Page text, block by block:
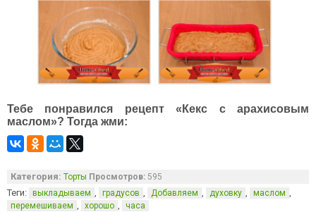
Тебе понравился рецепт «Кекс с арахисовым
маслом»? Тогда жми:
Категория: Торты Просмотров: 595
Теги: выкладываем , градусов , Добавляем , духовку , маслом ,
перемешиваем , хорошо , часа